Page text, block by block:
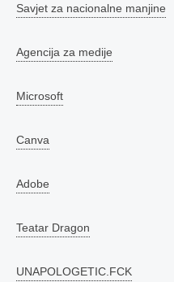
Savjet za nacionalne manjine
Agencija za medije
Microsoft
Canva
Adobe
Teatar Dragon
UNAPOLOGETIC.FCK